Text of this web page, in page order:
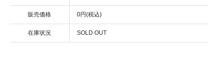
販売価格 0円(税込)
在庫状況 SOLD OUT